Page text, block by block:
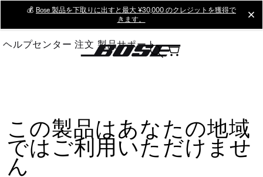
Main
💰 Bose 製品を下取りに出すと最大 ¥30,000 のクレジットを獲得で
きます。
ヘルプセンター 注文 製品サポート
この製品はあなたの地域
ではご利用いただけませ
ん